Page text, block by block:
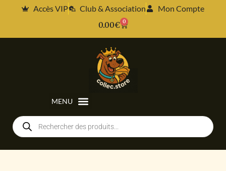
Accès VIP Club & Association
Mon Compte
0.00€ 0